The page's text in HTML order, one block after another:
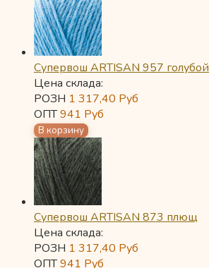
Супервош ARTISAN 957 голубой
Цена склада:
РОЗН 1 317,40 Руб
ОПТ941 Руб
Супервош ARTISAN 873 плющ
Цена склада:
РОЗН 1 317,40 Руб
ОПТ941 Руб